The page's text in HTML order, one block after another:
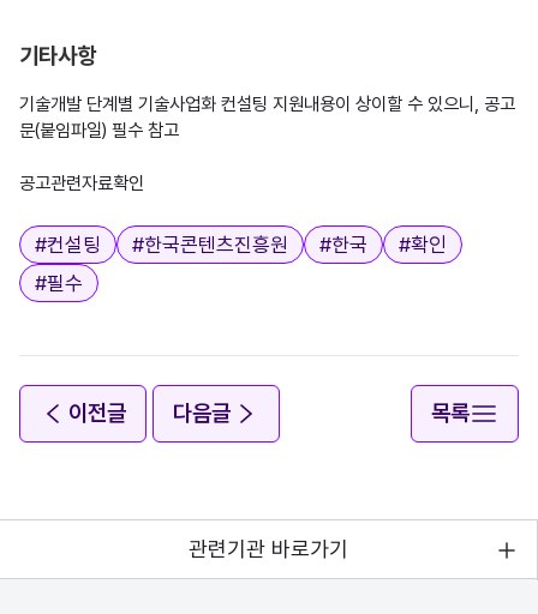
기타사항
기술개발 단계별 기술사업화 컨설팅 지원내용이 상이할 수 있으니, 공고
문(붙임파일) 필수 참고
공고관련자료확인
태그
#컨설팅 #한국콘텐츠진흥원 #한국 #확인
#필수
이전글 다음글 목록
관련기관 바로가기